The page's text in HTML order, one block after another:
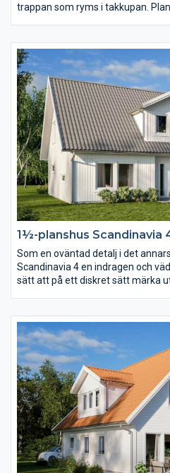
trappan som ryms i takkupan.
så stor.
1½-planshus Scandinavia
Som en oväntad detalj i det
Scandinavia 4 en indragen och
sätt att på ett diskret sätt märka
Föräldrasovrummet placerar ni
som en trappa upp.